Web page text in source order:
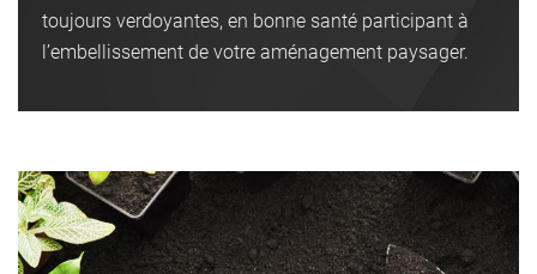
toujours verdoyantes, en bonne santé participant à
l’embellissement de votre aménagement paysager.